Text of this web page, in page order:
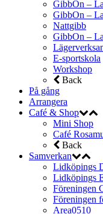
GibbOn –
GibbOn –
Nattgibb
GibbOn –
E-sportskola
Workshop
Back
På gång
Arrangera
Café & Shop
Mini Shop
Café
Back
Samverkan
Lidköpings
Lidköpings
Föreningen
Föreningen
Area0510